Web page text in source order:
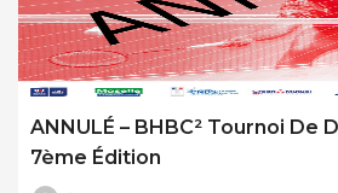
ANNULÉ – BHBC² Tournoi De
7ème Édition